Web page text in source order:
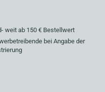
weit ab 150 € Bestellwert
bei Angabe der